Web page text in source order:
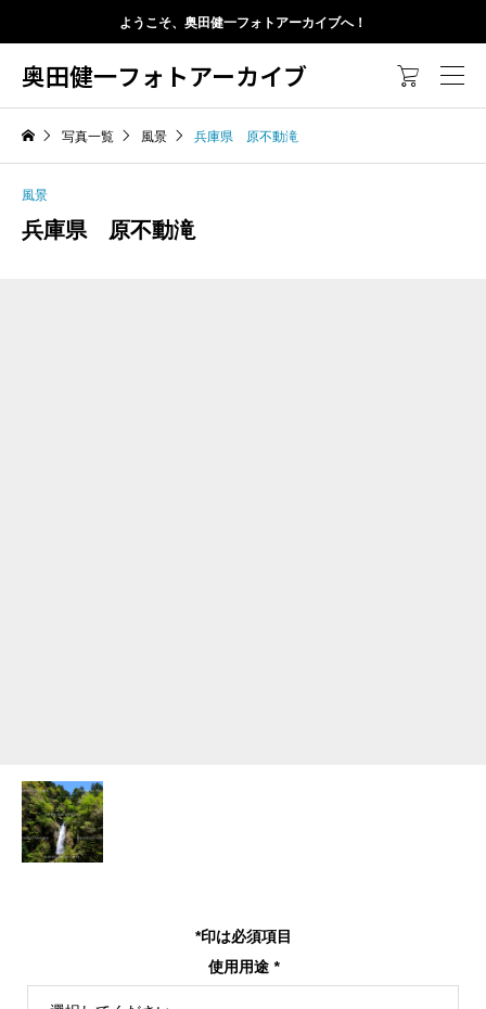
ようこそ、奥田健一フォトアーカイブへ！
奥田健一フォトアーカイブ 
写真一覧 風景 兵庫県 原不動滝
風景
兵庫県 原不動滝
*印は必須項目
使用用途 *